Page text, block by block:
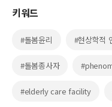
키워드
#돌봄윤리 #현상학적
#돌봄종사자
#elderly care facility